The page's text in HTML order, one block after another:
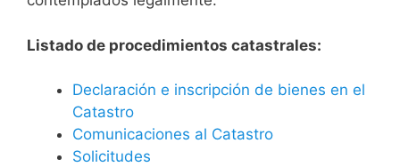
Listado de procedimientos catastrales:
Declaración e inscripción de bienes en el
Catastro
Comunicaciones al Catastro
Solicitudes